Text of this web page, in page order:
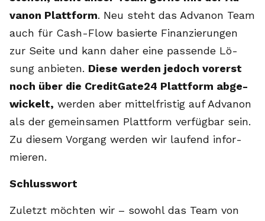
va­non Platt­form. Neu steht das Ad­va­non Team
auch für Cash-Flow ba­sier­te Fi­nan­zie­run­gen
zur Sei­te und kann da­her ei­ne pas­sen­de Lö­
sung an­bie­ten. Die­se wer­den je­doch vor­erst
noch über die Cre­dit­Ga­te24 Platt­form ab­ge­
wi­ckelt, wer­den aber mit­tel­fris­tig auf Ad­va­non
als der ge­mein­sa­men Platt­form ver­füg­bar sein.
Zu die­sem Vor­gang wer­den wir lau­fend in­for­
mie­ren.
Schluss­wort
Zu­letzt möch­ten wir – so­wohl das Team von